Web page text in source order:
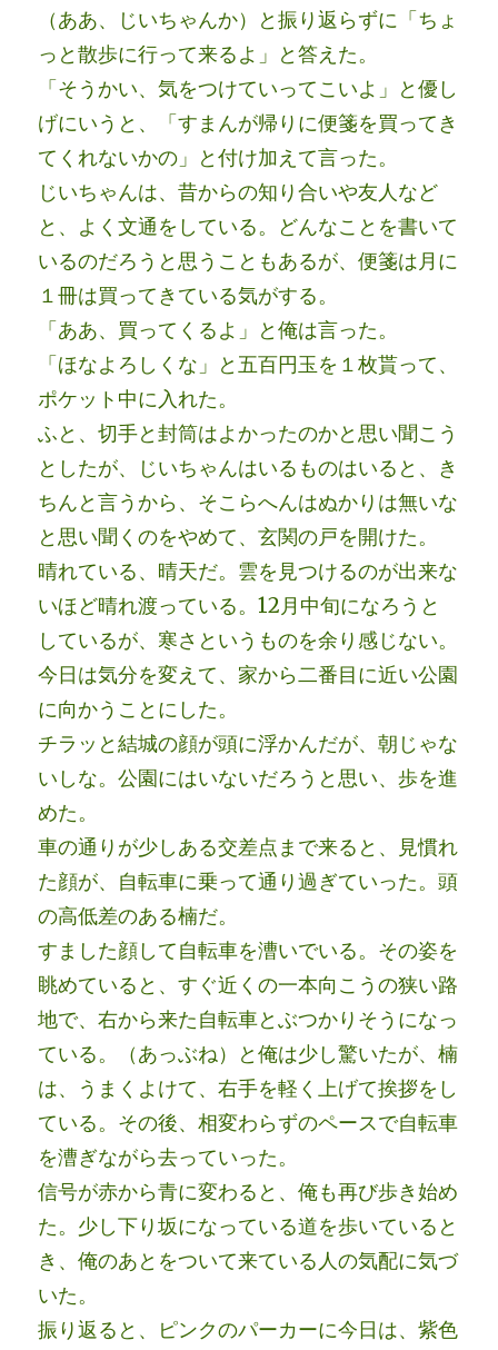
（ああ、じいちゃんか）と振り返らずに「ちょ
っと散歩に行って来るよ」と答えた。
「そうかい、気をつけていってこいよ」と優し
げにいうと、「すまんが帰りに便箋を買ってき
てくれないかの」と付け加えて言った。
じいちゃんは、昔からの知り合いや友人など
と、よく文通をしている。どんなことを書いて
いるのだろうと思うこともあるが、便箋は月に
１冊は買ってきている気がする。
「ああ、買ってくるよ」と俺は言った。
「ほなよろしくな」と五百円玉を１枚貰って、
ポケット中に入れた。
ふと、切手と封筒はよかったのかと思い聞こう
としたが、じいちゃんはいるものはいると、き
ちんと言うから、そこらへんはぬかりは無いな
と思い聞くのをやめて、玄関の戸を開けた。
晴れている、晴天だ。雲を見つけるのが出来な
いほど晴れ渡っている。12月中旬になろうと
しているが、寒さというものを余り感じない。
今日は気分を変えて、家から二番目に近い公園
に向かうことにした。
チラッと結城の顔が頭に浮かんだが、朝じゃな
いしな。公園にはいないだろうと思い、歩を進
めた。
車の通りが少しある交差点まで来ると、見慣れ
た顔が、自転車に乗って通り過ぎていった。頭
の高低差のある楠だ。
すました顔して自転車を漕いでいる。その姿を
眺めていると、すぐ近くの一本向こうの狭い路
地で、右から来た自転車とぶつかりそうになっ
ている。（あっぶね）と俺は少し驚いたが、楠
は、うまくよけて、右手を軽く上げて挨拶をし
ている。その後、相変わらずのペースで自転車
を漕ぎながら去っていった。
信号が赤から青に変わると、俺も再び歩き始め
た。少し下り坂になっている道を歩いていると
き、俺のあとをついて来ている人の気配に気づ
いた。
振り返ると、ピンクのパーカーに今日は、紫色